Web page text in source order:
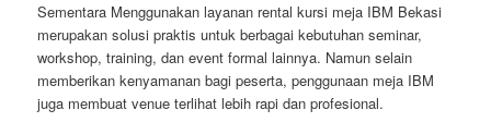
Sementara Menggunakan layanan rental kursi meja IBM Bekasi
merupakan solusi praktis untuk berbagai kebutuhan seminar,
workshop, training, dan event formal lainnya. Namun selain
memberikan kenyamanan bagi peserta, penggunaan meja IBM
juga membuat venue terlihat lebih rapi dan profesional.